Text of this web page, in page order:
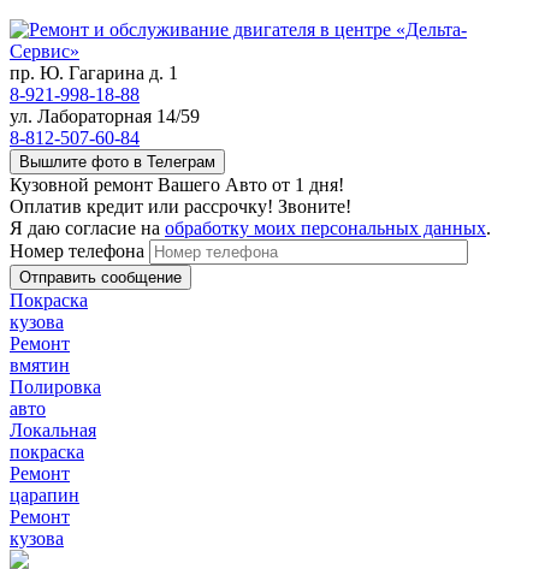
пр. Ю. Гагарина д. 1
8-921-998-18-88
ул. Лабораторная 14/59
8-812-507-60-84
Вышлите фото в Телеграм
Кузовной ремонт Вашего Авто от 1 дня!
Оплатив кредит или рассрочку! Звоните!
Я даю согласие на обработку моих персональных данных.
Номер телефона
Покраска
кузова
Ремонт
вмятин
Полировка
авто
Локальная
покраска
Ремонт
царапин
Ремонт
кузова